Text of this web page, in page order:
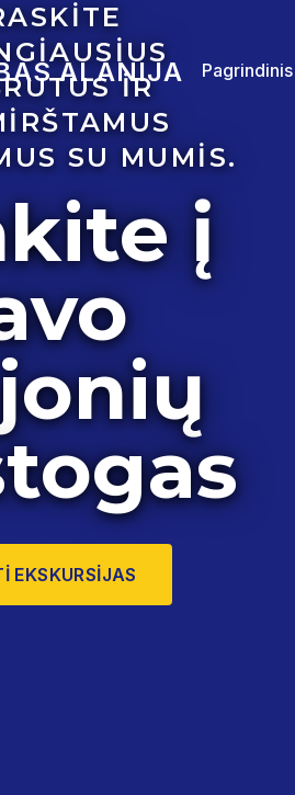
ALANIJA Pagrindinis
IR
SU MUMIS.
į
EKSKURSIJAS